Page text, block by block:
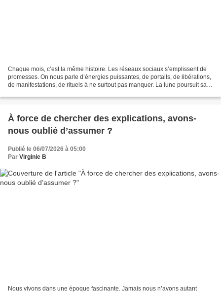
Chaque mois, c’est la même histoire. Les réseaux sociaux s’emplissent de
promesses. On nous parle d’énergies puissantes, de portails, de libérations,
de manifestations, de rituels à ne surtout pas manquer. La lune poursuit sa
À force de chercher des explications, avons-
nous oublié d’assumer ?
Publié le 06/07/2026 à 05:00
Par Virginie B
Nous vivons dans une époque fascinante. Jamais nous n’avons autant